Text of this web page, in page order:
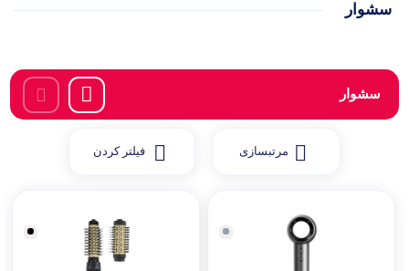
سشوار
سشوار
مرتبسازی فیلتر کردن